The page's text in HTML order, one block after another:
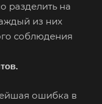
разделить на
из них
соблюдения
ошибка в